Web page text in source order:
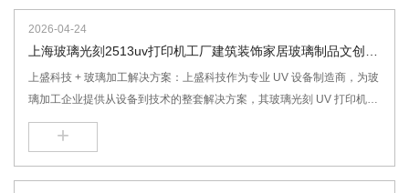
×2 米大幅面数码喷绘机,户外耐候金属板材 UV 印刷设备,3D 浮雕光油一
体 UV 平板打印机
2026-04-24
上海玻璃光刻2513uv打印机工厂建筑装饰家居玻璃制品文创玻
上盛科技 + 玻璃加工解决方案：上盛科技作为专业 UV 设备制造商，为玻
璃加工企业提供从设备到技术的整套解决方案，其玻璃光刻 UV 打印机无
需制版，支持小批量、多款式定制需求，完美替代传统蚀刻工艺，玻璃光
刻uv打印机,家居玻璃uv打印机,工艺玻璃uv打印机,建筑玻璃uv打印机
+